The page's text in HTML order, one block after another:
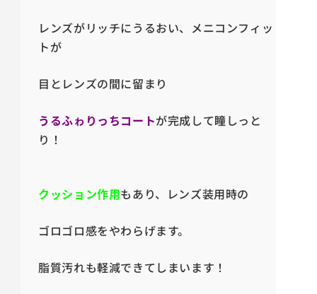
レンズがリッチにうるおい、メニコンフィッ
トが
目とレンズの間に留まり
うるふゎりっちコートが完成して瞳しっと
り！
クッション作用もあり、レンズ装用時の
ゴロゴロ感をやわらげます。
脂質汚れも軽減できてしまいます！